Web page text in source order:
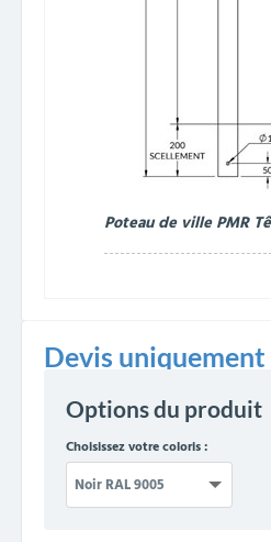
Devis uniquement
Options du produit
Choisissez votre coloris :
Poteau de ville PMR